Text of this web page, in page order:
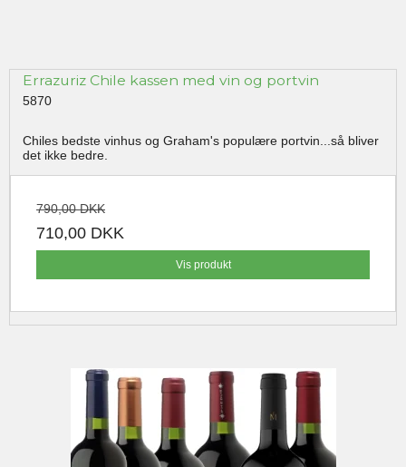
Errazuriz Chile kassen med vin og portvin
5870
Chiles bedste vinhus og Graham's populære portvin...så bliver
det ikke bedre.
790,00 DKK
710,00 DKK
Vis produkt